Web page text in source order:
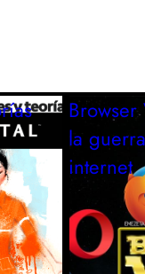
la
internet